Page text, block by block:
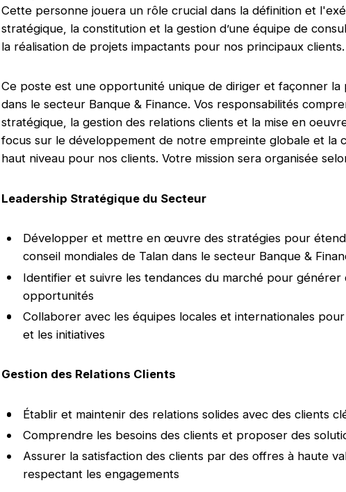
Cette personne jouera un rôle crucial dans la définition et
stratégique, la constitution et la gestion d’une équipe de
la réalisation de projets impactants pour nos principaux clients.
Ce poste est une opportunité unique de diriger et façonner la
dans le secteur Banque & Finance. Vos responsabilités
stratégique, la gestion des relations clients et la mise en
focus sur le développement de notre empreinte globale et la
haut niveau pour nos clients. Votre mission sera organisée
Leadership Stratégique du Secteur
Développer et mettre en œuvre des stratégies pour
conseil mondiales de Talan dans le secteur Banque &
Identifier et suivre les tendances du marché pour générer
opportunités
Collaborer avec les équipes locales et internationales
et les initiatives
Gestion des Relations Clients
Établir et maintenir des relations solides avec des clients
Comprendre les besoins des clients et proposer des
Assurer la satisfaction des clients par des offres à haute
respectant les engagements